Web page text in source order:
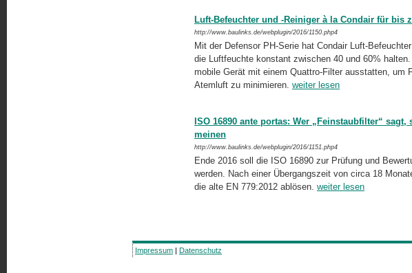
Luft-Befeuchter und -Reiniger à la Condair für bis
http://www.baulinks.de/webplugin/2016/1150.php4
Mit der Defensor PH-Serie hat Condair Luft-
die Luftfeuchte konstant zwischen 40 und 60%
mobile Gerät mit einem Quattro-Filter ausstatten, um
Atemluft zu minimieren. weiter lesen
ISO 16890 ante portas: Wer „Feinstaubfilter“ sagt,
meinen
http://www.baulinks.de/webplugin/2016/1151.php4
Ende 2016 soll die ISO 16890 zur Prüfung und
werden. Nach einer Übergangszeit von circa 18
die alte EN 779:2012 ablösen. weiter lesen
Impressum | Datenschutz